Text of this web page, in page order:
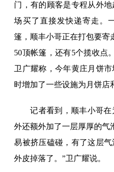
门，有的顾客是专程从外
场买了直接发快递寄走。
篷，顺丰小哥正在打包要寄
50顶帐篷，还有5个揽收点
卫广耀称，今年黄庄月饼
时增加了一些设施为月饼店
记者看到，顺丰小哥
外还额外加了一层厚厚的气
易被挤压磕碰，有了这层
外皮掉落了。”卫广耀说。